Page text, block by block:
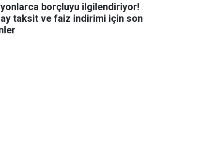
borçluyu ilgilendiriyor!
taksit ve faiz indirimi için son